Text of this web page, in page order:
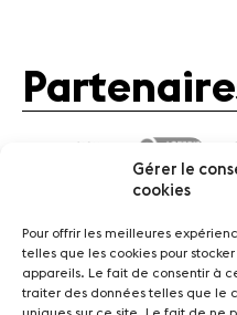
Gérer le
cookies
Pour offrir les meilleures
telles que les cookies pour
appareils. Le fait de consentir à
traiter des données telles que le
ActualitésConcerts